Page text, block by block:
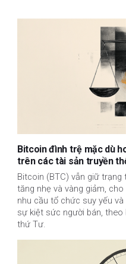
Bitcoin đình trệ mặc dù
trên các tài sản truyền
Bitcoin (BTC) vẫn giữ
tăng nhẹ và vàng giảm,
nhu cầu tổ chức suy yếu
sự kiệt sức người bán,
thứ Tư.